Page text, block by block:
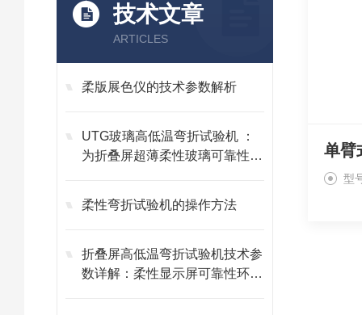
技术文章
ARTICLES
柔版展色仪的技术参数解析
UTG玻璃高低温弯折试验机 ：
为折叠屏超薄柔性玻璃可靠性保
柔性弯折试验机的操作方法
折叠屏高低温弯折试验机技术参
数详解：柔性显示屏可靠性环境
单臂
型